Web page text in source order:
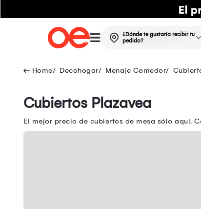
¿Dónde te gustaría recibir tu
pedido?
Decohogar Menaje Comedor
Cubiertos Plazavea
El mejor precio de cubiertos de mesa sólo aquí.